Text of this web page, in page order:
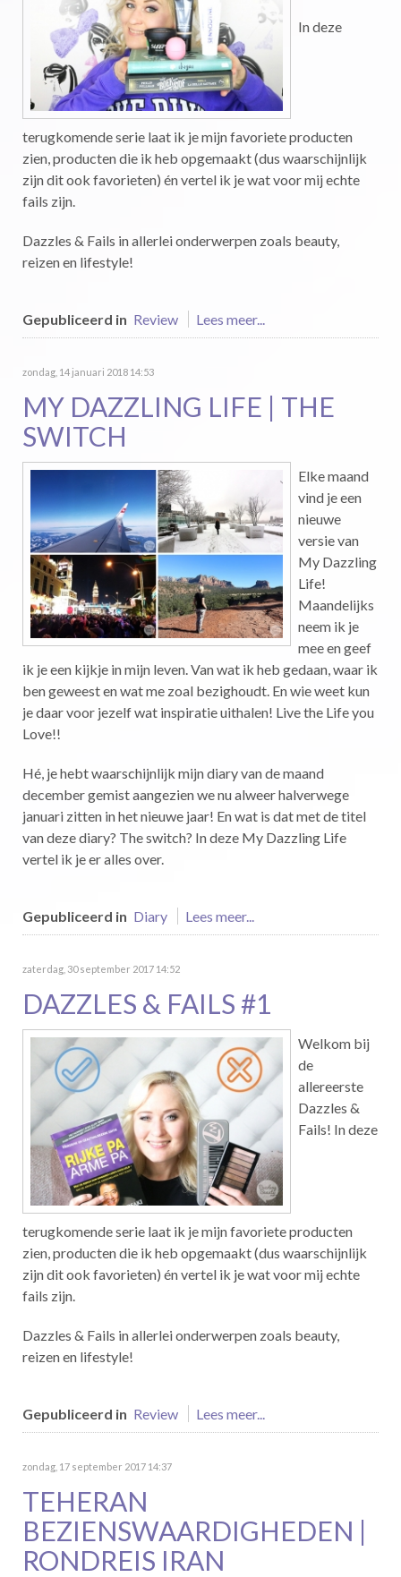
In deze
terugkomende serie laat ik je mijn favoriete producten
zien, producten die ik heb opgemaakt (dus waarschijnlijk
zijn dit ook favorieten) én vertel ik je wat voor mij echte
fails zijn.
Dazzles & Fails in allerlei onderwerpen zoals beauty,
reizen en lifestyle!
Gepubliceerd in Review Lees meer...
zondag, 14 januari 2018 14:53
MY DAZZLING LIFE | THE
SWITCH
Elke maand
vind je een
nieuwe
versie van
My Dazzling
Life!
Maandelijks
neem ik je
mee en geef
ik je een kijkje in mijn leven. Van wat ik heb gedaan, waar ik
ben geweest en wat me zoal bezighoudt. En wie weet kun
je daar voor jezelf wat inspiratie uithalen! Live the Life you
Love!!
Hé, je hebt waarschijnlijk mijn diary van de maand
december gemist aangezien we nu alweer halverwege
januari zitten in het nieuwe jaar! En wat is dat met de titel
van deze diary? The switch? In deze My Dazzling Life
vertel ik je er alles over.
Gepubliceerd in Diary Lees meer...
zaterdag, 30 september 2017 14:52
DAZZLES & FAILS #1
Welkom bij
de
allereerste
Dazzles &
Fails! In deze
terugkomende serie laat ik je mijn favoriete producten
zien, producten die ik heb opgemaakt (dus waarschijnlijk
zijn dit ook favorieten) én vertel ik je wat voor mij echte
fails zijn.
Dazzles & Fails in allerlei onderwerpen zoals beauty,
reizen en lifestyle!
Gepubliceerd in Review Lees meer...
zondag, 17 september 2017 14:37
TEHERAN
BEZIENSWAARDIGHEDEN |
RONDREIS IRAN